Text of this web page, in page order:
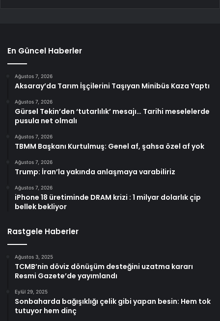
En Güncel Haberler
Ağustos 7, 2026
Aksaray’da Tarım İşçilerini Taşıyan Minibüs Kaza Yaptı
Ağustos 7, 2026
Gürsel Tekin’den ‘tutarlılık’ mesajı… Tarihi meselelerde
pusula net olmalı
Ağustos 7, 2026
TBMM Başkanı Kurtulmuş: Genel af, şahsa özel af yok
Ağustos 7, 2026
Trump: İran’la yakında anlaşmaya varabiliriz
Ağustos 7, 2026
iPhone 18 üretiminde DRAM krizi : 1 milyar dolarlık çip
bellek bekliyor
Rastgele Haberler
Ağustos 3, 2025
TCMB’nin döviz dönüşüm desteğini uzatma kararı
Resmi Gazete’de yayımlandı
Eylül 29, 2025
Sonbaharda bağışıklığı çelik gibi yapan besin: Hem tok
tutuyor hem dinç